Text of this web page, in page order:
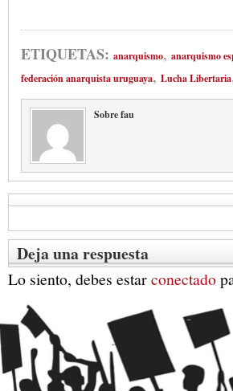
ETIQUETAS: anarquismo, anarquismo
federación anarquista uruguaya, Lucha Libertaria
Sobre fau
Deja una respuesta
Lo siento, debes estarconectado